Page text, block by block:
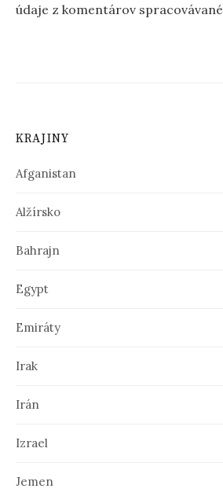
údaje z komentárov spracovávané
KRAJINY
Afganistan
Alžírsko
Bahrajn
Egypt
Emiráty
Irak
Irán
Izrael
Jemen